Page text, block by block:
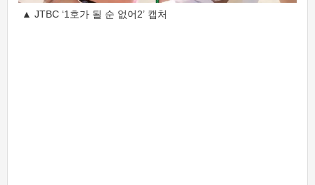
▲ JTBC ‘1호가 될 순 없어2’ 캡처